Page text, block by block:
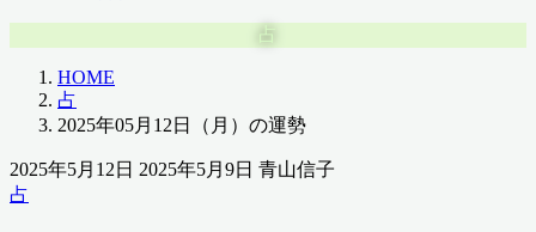
占
HOME
占
2025年05月12日（月）の運勢
2025年5月12日 2025年5月9日 青山信子
占